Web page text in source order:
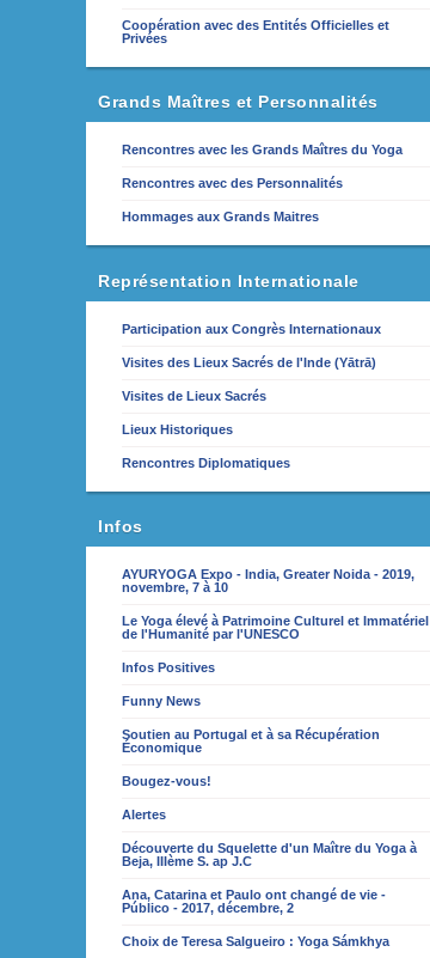
Coopération avec des Entités Officielles et
Privées
Grands Maîtres et Personnalités
Rencontres avec les Grands Maîtres du Yoga
Rencontres avec des Personnalités
Hommages aux Grands Maitres
Représentation Internationale
Participation aux Congrès Internationaux
Visites des Lieux Sacrés de l'Inde (Yātrā)
Visites de Lieux Sacrés
Lieux Historiques
Rencontres Diplomatiques
Infos
AYURYOGA Expo - India, Greater Noida - 2019,
novembre, 7 à 10
Le Yoga élevé à Patrimoine Culturel et Immatériel
de l'Humanité par l'UNESCO
Infos Positives
Funny News
Soutien au Portugal et à sa Récupération
Économique
Bougez-vous!
Alertes
Découverte du Squelette d'un Maître du Yoga à
Beja, IIIème S. ap J.C
Ana, Catarina et Paulo ont changé de vie -
Público - 2017, décembre, 2
Choix de Teresa Salgueiro : Yoga Sámkhya